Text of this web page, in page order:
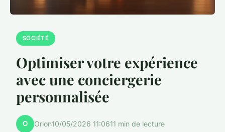
SOCIÉTÉ
Optimiser votre expérience
avec une conciergerie
personnalisée
O Orion10/05/2026 11:0611 min de lecture